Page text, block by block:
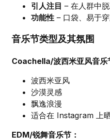
引人注目 – 在人群中
功能性 – 口袋、易于
音乐节类型及其氛围
Coachella/波西米亚风音乐
波西米亚风
沙漠灵感
飘逸浪漫
适合在 Instagram 上
EDM/锐舞音乐节：